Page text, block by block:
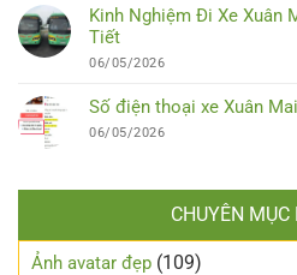
Kinh Nghiệm Đi Xe Xuân
Tiết
06/05/2026
Số điện thoại xe Xuân
06/05/2026
CHUYÊN MỤC
Ảnh avatar đẹp (109)